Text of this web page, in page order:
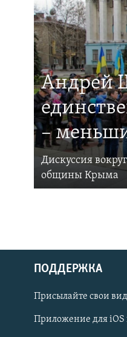
Українською
Qırımtatar
Андрей
–
Дискуссия
общины Крыма
ПОДДЕРЖКА
Присылайте свои
Приложение для